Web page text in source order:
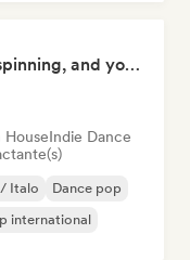
POV: The discoball is spinning, and you’re the star
Indie Dance
Italo
Dance pop
international